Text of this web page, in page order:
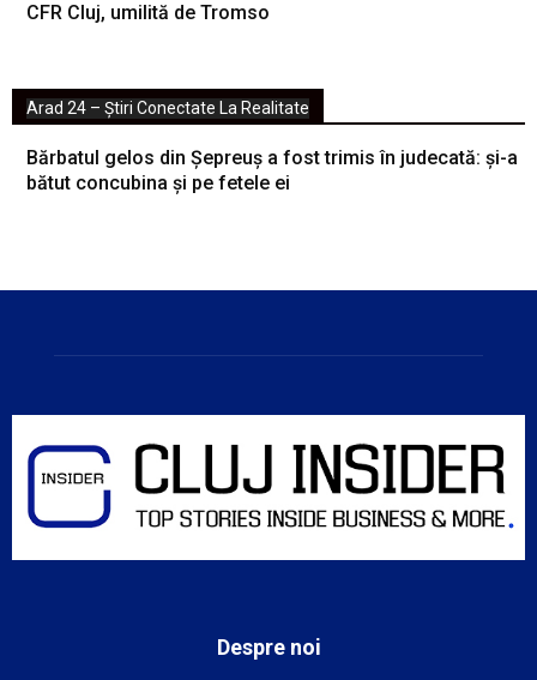
CFR Cluj, umilită de Tromso
Arad 24 – Știri Conectate La Realitate
Bărbatul gelos din Șepreuș a fost trimis în judecată: și-a
bătut concubina și pe fetele ei
Despre noi